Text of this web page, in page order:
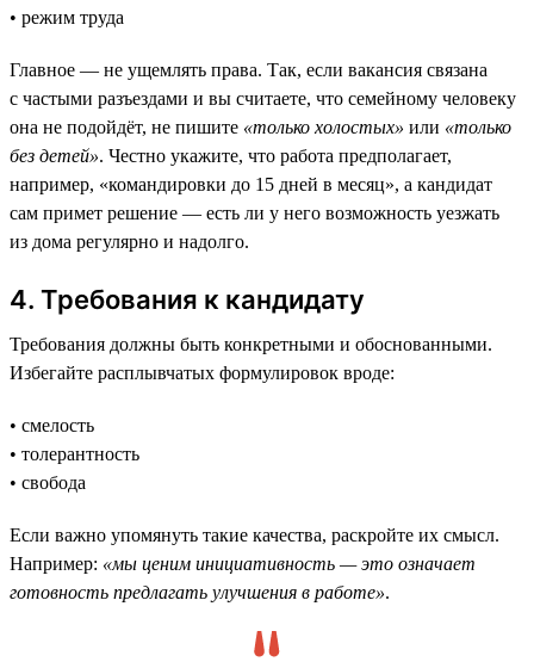
• режим труда
Главное — не ущемлять права. Так, если вакансия связана
с частыми разъездами и вы считаете, что семейному человеку
она не подойдёт, не пишите «только холостых» или «только
без детей». Честно укажите, что работа предполагает,
например, «командировки до 15 дней в месяц», а кандидат
сам примет решение — есть ли у него возможность уезжать
из дома регулярно и надолго.
4. Требования к кандидату
Требования должны быть конкретными и обоснованными.
Избегайте расплывчатых формулировок вроде:
• смелость
• толерантность
• свобода
Если важно упомянуть такие качества, раскройте их смысл.
Например: «мы ценим инициативность — это означает
готовность предлагать улучшения в работе».